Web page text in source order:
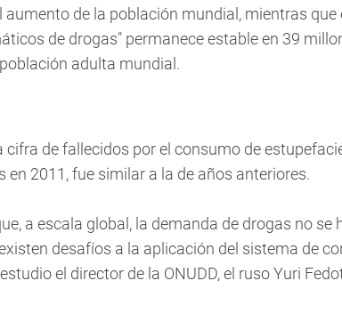
aumento de la población mundial, mientras que
de drogas" permanece estable en 39
adulta mundial.
cifra de fallecidos por el consumo de
en 2011, fue similar a la de años anteriores.
a escala global, la demanda de drogas no se
desafíos a la aplicación del sistema de
el director de la ONUDD, el ruso Yuri